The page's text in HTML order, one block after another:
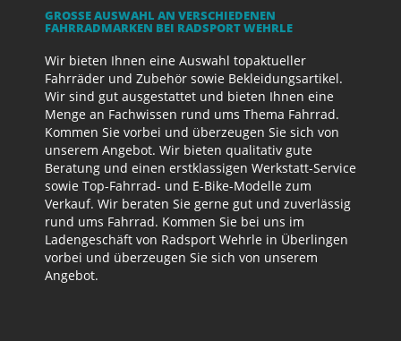
GROSSE AUSWAHL AN VERSCHIEDENEN F
AHRRADMARKEN BEI RADSPORT WEHRLE
Wir bieten Ihnen eine Auswahl topaktueller
Fahrräder und Zubehör sowie Bekleidungsartikel.
Wir sind gut ausgestattet und bieten Ihnen eine
Menge an Fachwissen rund ums Thema Fahrrad.
Kommen Sie vorbei und überzeugen Sie sich von
unserem Angebot. Wir bieten qualitativ gute
Beratung und einen erstklassigen Werkstatt-Service
sowie Top-Fahrrad- und E-Bike-Modelle zum
Verkauf. Wir beraten Sie gerne gut und zuverlässig
rund ums Fahrrad. Kommen Sie bei uns im
Ladengeschäft von Radsport Wehrle in Überlingen
vorbei und überzeugen Sie sich von unserem
Angebot.